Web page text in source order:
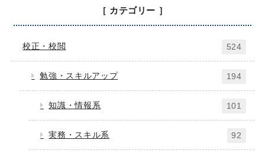
［ カテゴリー ］
校正・校閲 524
勉強・スキルアップ 194
知識・情報系 101
実務・スキル系 92